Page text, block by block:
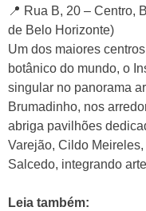
📍 Rua B, 20 – Centro,
de Belo Horizonte)
Um dos maiores
botânico do mundo, o
singular no panorama
Brumadinho, nos
abriga pavilhões
Varejão, Cildo
Salcedo, integrando
Leia também: